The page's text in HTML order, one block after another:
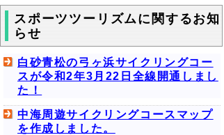
スポーツツーリズムに関するお知
らせ
白砂青松の弓ヶ浜サイクリングコー
スが令和2年3月22日全線開通しまし
た！
中海周遊サイクリングコースマップ
を作成しました。